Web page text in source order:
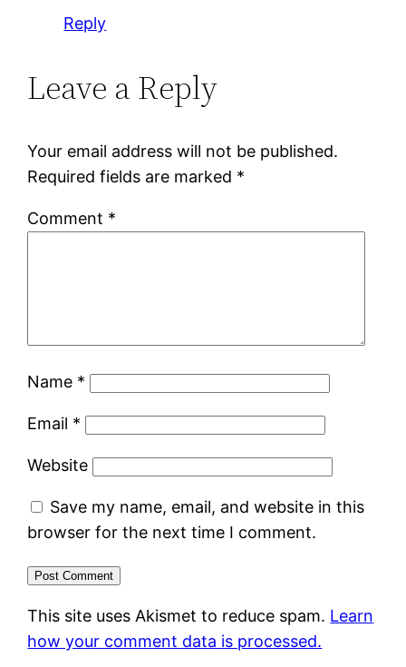
Reply
Leave a Reply
Your email address will not be published.
Required fields are marked *
Comment *
Name *
Email *
Website
Save my name, email, and website in this
browser for the next time I comment.
This site uses Akismet to reduce spam. Learn
how your comment data is processed.